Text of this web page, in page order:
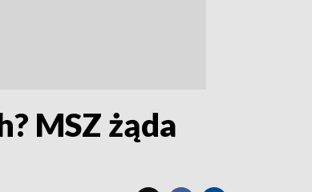
MSZ żąda